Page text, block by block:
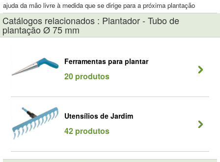
ajuda da mão livre à medida que se dirige para a próxima plantação
Catálogos relacionados : Plantador - Tubo de
plantação Ø 75 mm
Ferramentas para plantar
20 produtos
Utensílios de Jardim
42 produtos